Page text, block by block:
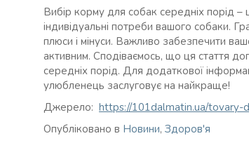
Вибір корму для собак середніх порід –
індивідуальні потреби вашого собаки.
плюси і мінуси. Важливо забезпечити
активним. Сподіваємось, що ця стаття
середніх порід. Для додаткової
улюбленець заслуговує на найкраще!
Джерело: https://101dalmatin.ua/tovary-
Опубліковано в Новини, Здоров'я